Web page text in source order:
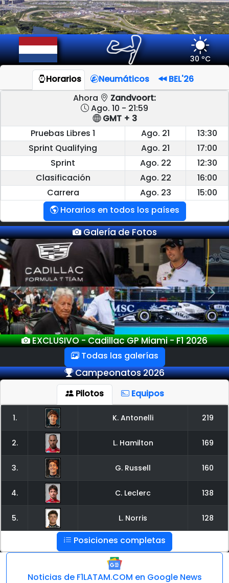
30 ºC
Horarios Neumáticos
BEL'26
Ahora
Zandvoort:
Ago. 10 - 21:59
GMT + 3
Pruebas Libres 1
Ago. 21
13:30
Sprint Qualifying
Ago. 21
17:00
Sprint
Ago. 22
12:30
Clasificación
Ago. 22
16:00
Carrera
Ago. 23
15:00
Horarios en todos los países
Galería de Fotos
EXCLUSIVO - GP Miami - F1 2026
Previous Next
Todas las galerías
Campeonatos 2026
Pilotos Equipos
1. K. Antonelli 219
2. L. Hamilton 169
3. G. Russell 160
4. C. Leclerc 138
5. L. Norris 128
Posiciones completas
Noticias de F1LATAM.COM en Google News